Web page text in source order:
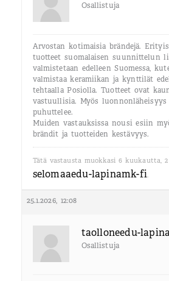
Osallistuja
Arvostan kotimaisia brändejä.
tuotteet suomalaisen suunnittelun
valmistetaan edelleen Suomessa,
valmistaa keramiikan ja kynttilät
tehtaalla Posiolla. Tuotteet ovat
vastuullisia. Myös luonnonläheisyys
puhuttelee.
Muiden vastauksissa nousi esiin
brändit ja tuotteiden kestävyys.
Tätä vastausta muokkasi 6 kuukautta,
selomaaedu-lapinamk-fi.
25.1.2026, 12:08
taolloneedu-
Osallistuja